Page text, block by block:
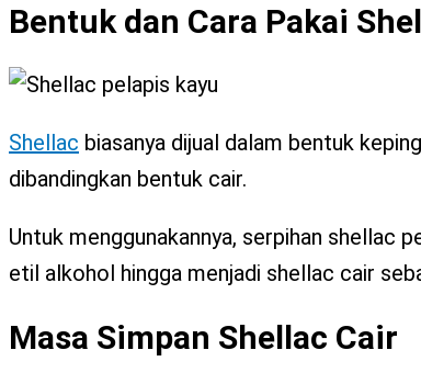
Bentuk dan Cara Pakai
Shellac biasanya dijual dalam bentuk
dibandingkan bentuk cair.
Untuk menggunakannya, serpihan shellac
etil alkohol hingga menjadi shellac cair
Masa Simpan Shellac Cair